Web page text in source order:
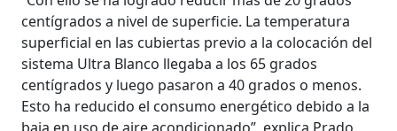
centígrados a nivel de superficie. La temperatura
superficial en las cubiertas previo a la colocación del
sistema Ultra Blanco llegaba a los 65 grados
centígrados y luego pasaron a 40 grados o menos.
Esto ha reducido el consumo energético debido a la